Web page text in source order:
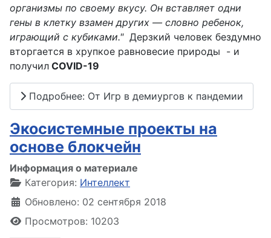
организмы по своему вкусу. Он вставляет одни
гены в клетку взамен других — словно ребенок,
играющий с кубиками."Дерзкий человек бездумно
вторгается в хрупкое равновесие природы - и
получил COVID-19
Подробнее: От Игр в демиургов к пандемии
Экосистемные проекты на
основе блокчейн
Информация о материале
Категория: Интеллект
Обновлено: 02 сентября 2018
Просмотров: 10203